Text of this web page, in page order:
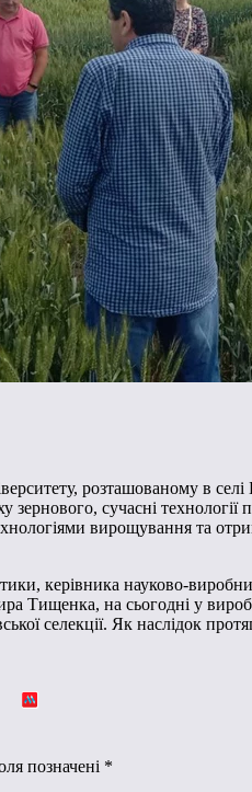
розташованому в
сучасні
вирощування та
керівника науково-
Тищенка, на сьогодні у
селекції. Як наслідок
позначені *